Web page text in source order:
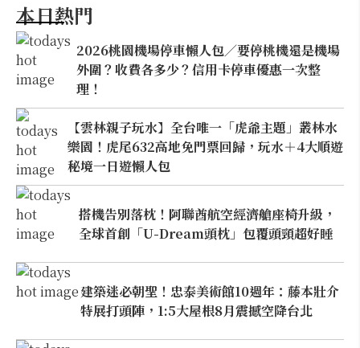
本日熱門
2026桃園機場停車懶人包／要停桃機還是機場
外圍？收費各多少？信用卡停車優惠一次整
理！
【雲林親子玩水】全台唯一「虎爺主題」叢林水
樂園！虎尾632高地免門票回歸，玩水＋4大順遊
秘境一日遊懶人包
搭機告別落枕！阿聯酋航空經濟艙座椅升級，
全球首創「U-Dream頭枕」包覆頭頸超好睡
建築迷必朝聖！忠泰美術館10週年：藤本壯介
特展打頭陣，1:5大屋根8月震撼空降台北